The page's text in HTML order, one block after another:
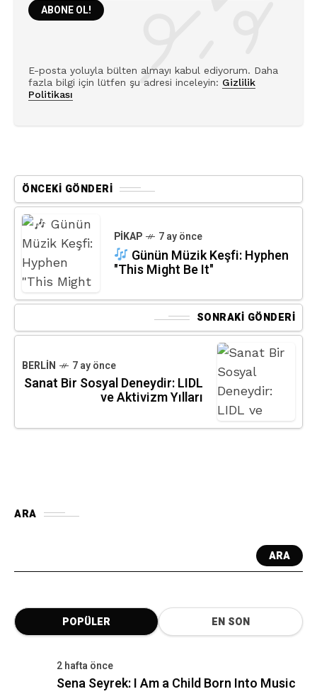
E-posta yoluyla bülten almayı kabul ediyorum. Daha
fazla bilgi için lütfen şu adresi inceleyin: Gizlilik
Politikası
ÖNCEKI GÖNDERI
PIKAP 7 ay önce
Günün Müzik Keşfi: Hyphen
"This Might Be It"
SONRAKI GÖNDERI
BERLIN 7 ay önce
Sanat Bir Sosyal Deneydir: LIDL
ve Aktivizm Yılları
ARA
ARA
POPÜLER EN SON
2 hafta önce
Sena Seyrek: I Am a Child Born Into Music